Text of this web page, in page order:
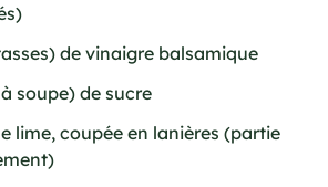
de vinaigre balsamique
soupe) de sucre
lime, coupée en lanières (partie